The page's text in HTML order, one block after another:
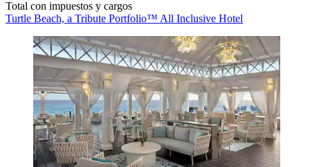
Total con impuestos y cargos
Turtle Beach, a Tribute Portfolio™ All Inclusive Hotel